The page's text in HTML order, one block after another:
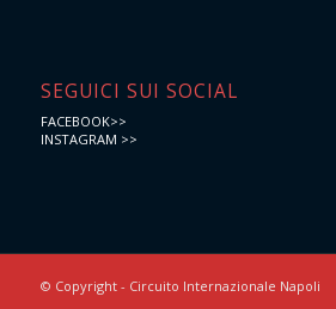
SEGUICI SUI SOCIAL
FACEBOOK>>
INSTAGRAM >>
© Copyright - Circuito Internazionale Napoli